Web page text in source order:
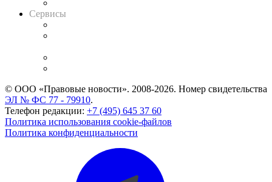
Сервисы
© ООО «Правовые новости». 2008-2026. Номер свидетельства
ЭЛ № ФС 77 - 79910.
Телефон редакции: +7 (495) 645 37 60
Политика использования cookie-файлов
Политика конфиденциальности